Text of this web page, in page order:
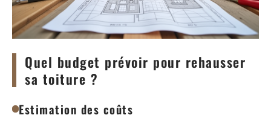
Quel budget prévoir pour rehausser
sa toiture ?
Estimation des coûts